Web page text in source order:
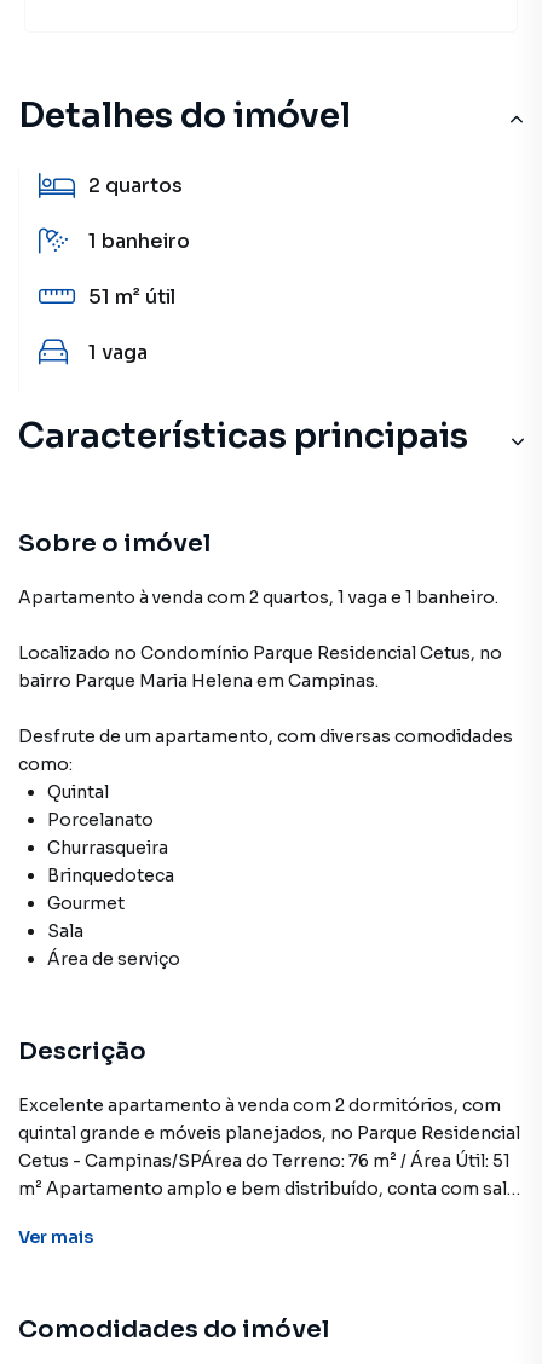
Detalhes do imóvel
2 quartos
1 banheiro
51 m² útil
1 vaga
Características principais
Sobre o imóvel
Apartamento à venda com 2 quartos, 1 vaga e 1 banheiro.
Localizado no Condomínio Parque Residencial Cetus, no
bairro Parque Maria Helena em Campinas.
Desfrute de um apartamento, com diversas comodidades
como:
Quintal
Porcelanato
Churrasqueira
Brinquedoteca
Gourmet
Sala
Área de serviço
Descrição
Excelente apartamento à venda com 2 dormitórios, com
quintal grande e móveis planejados, no Parque Residencial
Cetus - Campinas/SPÁrea do Terreno: 76 m² / Área Útil: 51
m² Apartamento amplo e bem distribuído, conta com sala
praticidade e conforto no dia a dia. Possui área de serviço,
um banheiro.O diferencial está na excelente área externa,
Ver mais
Comodidades do imóvel